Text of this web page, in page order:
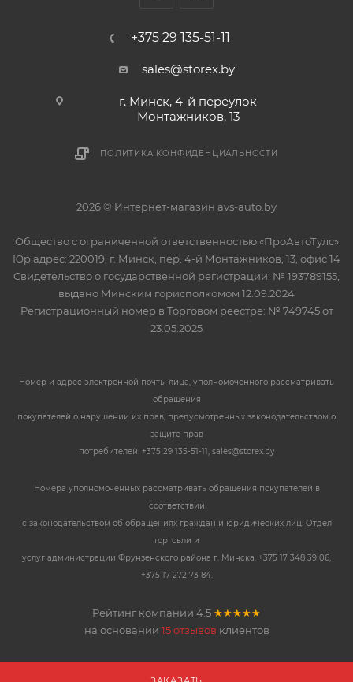
+375 29 135-51-11
sales@storex.by
г. Минск, 4-й переулок
Монтажников, 13
ПОЛИТИКА КОНФИДЕНЦИАЛЬНОСТИ
2026 © Интернет-магазин avs-auto.by
Общество с ограниченной ответственностью «ПроАвтоТулс»
Юр.адрес: 220019, г. Минск, пер. 4-й Монтажников, 13, офис 14
Свидетельство о государственной регистрации: № 193789155,
выдано Минским горисполкомом 12.09.2024
Регистрационный номер в Торговом реестре: № 749745 от
23.05.2025
Номер и адрес электронной почты лица, уполномоченного рассматривать
обращения
покупателей о нарушении их прав, предусмотренных законодательством о
защите прав
потребителей: +375 29 135-51-11, sales@storex.by
Номера уполномоченных рассматривать обращения покупателей в
соответствии
с законодательством об обращениях граждан и юридических лиц: Отдел
торговли и
услуг администрации Фрунзенского района г. Минска: +375 17 348 39 06,
+375 17 272 73 84.
Рейтинг компании 4.5 ★★★★★
на основании 15 отзывов клиентов